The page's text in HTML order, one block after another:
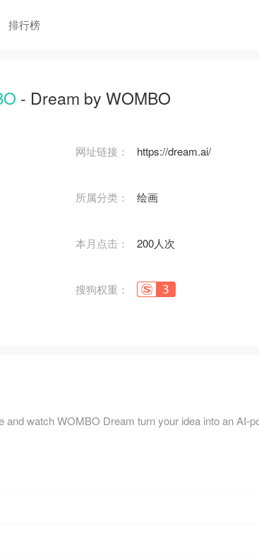
排行榜
- Dream by WOMBO
网址链接： https://dream.ai/
所属分类： 绘画
本月点击： 200人次
搜狗权重：
watch WOMBO Dream turn your idea into an AI-